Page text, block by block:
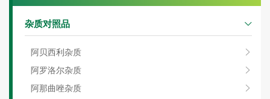
杂质对照品
阿贝西利杂质
阿罗洛尔杂质
阿那曲唑杂质